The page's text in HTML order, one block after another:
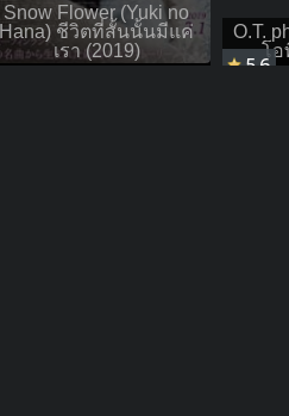
Snow Flower (Yuki no
Hana) ชีวิตที่สั้นนั้นมีแค่
เรา (2019)
O.T.
โอ
5.6